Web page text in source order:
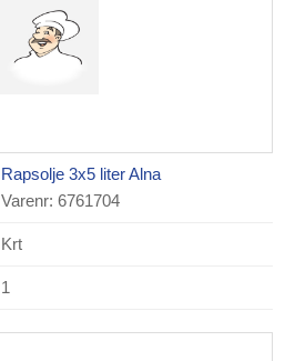
Rapsolje 3x5 liter Alna
Varenr: 6761704
Krt
1